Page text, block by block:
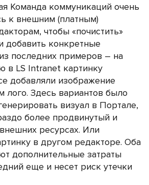
Команда коммуникаций очень
к внешним (платным)
чтобы «почистить»
добавить конкретные
последних примеров – на
в LS Intranet картинку
добавляли изображение
лого. Здесь вариантов было
визуал в Портале,
более продвинутый и
ресурсах. Или
в другом редакторе. Оба
дополнительные затраты
еще и несет риск утечки